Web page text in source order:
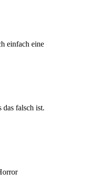
einfach eine
das falsch ist.